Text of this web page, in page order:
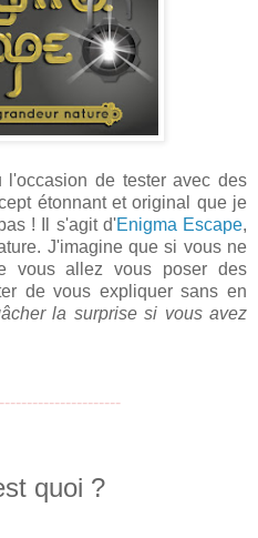
l'occasion de tester avec des
étonnant et original que je
! Il s'agit d'Enigma Escape,
J'imagine que si vous ne
vous allez vous poser des
de vous expliquer sans en
la surprise si vous avez
quoi ?